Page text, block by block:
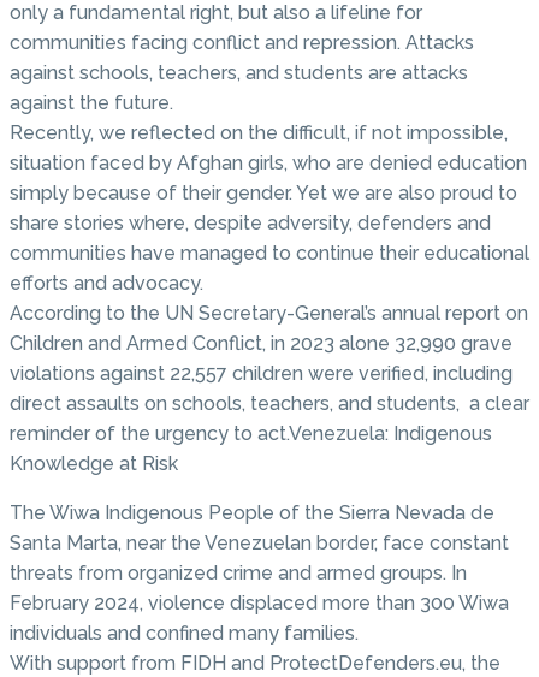
only a fundamental right, but also a lifeline for
communities facing conflict and repression. Attacks
against schools, teachers, and students are attacks
against the future.
Recently, we reflected on the difficult, if not impossible,
situation faced by Afghan girls, who are denied education
simply because of their gender. Yet we are also proud to
share stories where, despite adversity, defenders and
communities have managed to continue their educational
efforts and advocacy.
According to the UN Secretary-General’s annual report on
Children and Armed Conflict, in 2023 alone 32,990 grave
violations against 22,557 children were verified, including
direct assaults on schools, teachers, and students, a clear
reminder of the urgency to act.Venezuela: Indigenous
Knowledge at Risk
The Wiwa Indigenous People of the Sierra Nevada de
Santa Marta, near the Venezuelan border, face constant
threats from organized crime and armed groups. In
February 2024, violence displaced more than 300 Wiwa
individuals and confined many families.
With support from FIDH and ProtectDefenders.eu, the